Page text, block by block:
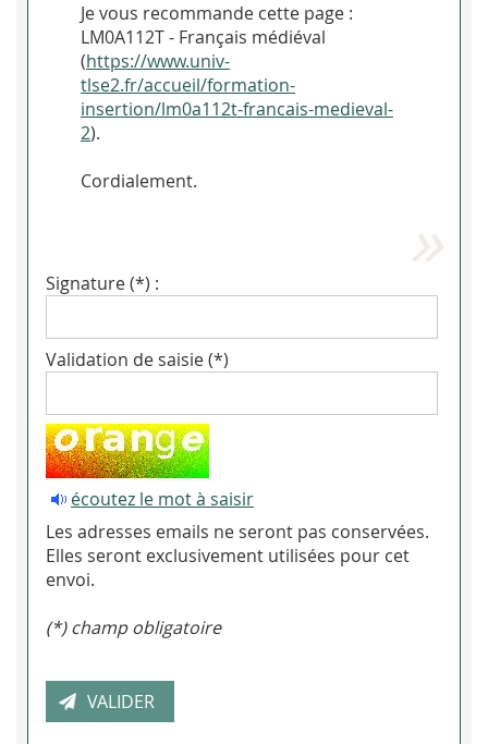
Je vous recommande cette page :
LM0A112T - Français médiéval
(https://www.univ-
tlse2.fr/accueil/formation-
insertion/lm0a112t-francais-medieval-
2).
Cordialement.
Signature (*) :
Validation de saisie (*)
écoutez le mot à saisir
Les adresses emails ne seront pas conservées.
Elles seront exclusivement utilisées pour cet
envoi.
(*) champ obligatoire